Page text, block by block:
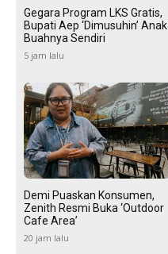
Gegara Program LKS Gratis,
Bupati Aep ‘Dimusuhin’ Anak
Buahnya Sendiri
5 jam lalu
Demi Puaskan Konsumen,
Zenith Resmi Buka ‘Outdoor
Cafe Area’
20 jam lalu